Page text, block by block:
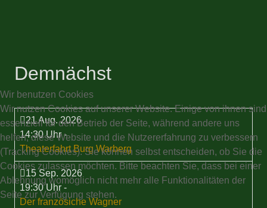
Demnächst
21 Aug. 2026
14:30 Uhr-
Theaterfahrt Burg Warberg
15 Sep. 2026
19:30 Uhr -
Der französiche Wagner
Wir benutzen Cookies
Wir nutzen Cookies auf unserer Website. Einige von ihnen sind
essenziell für den Betrieb der Seite, während andere uns
helfen, diese Website und die Nutzererfahrung zu verbessern
(Tracking Cookies). Sie können selbst entscheiden, ob Sie die
Cookies zulassen möchten. Bitte beachten Sie, dass bei einer
Ablehnung womöglich nicht mehr alle Funktionalitäten der
Seite zur Verfügung stehen.